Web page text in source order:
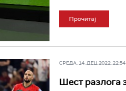
Прочитај
СРЕДА, 14. ДЕЦ 2022, 22:54
Шест разлога